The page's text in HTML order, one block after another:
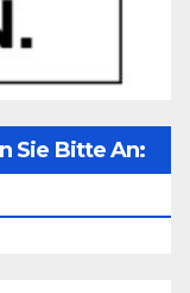
Sie Bitte An: